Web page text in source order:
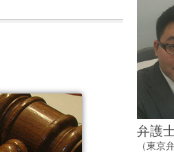
弁護
（東京